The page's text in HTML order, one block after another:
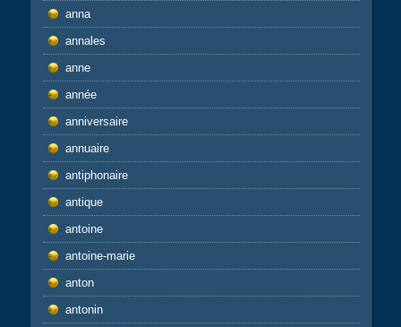
anna
annales
anne
année
anniversaire
annuaire
antiphonaire
antique
antoine
antoine-marie
anton
antonin